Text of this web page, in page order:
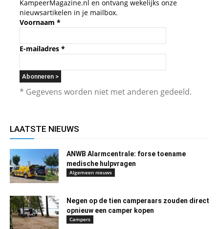
KampeerMagazine.nl en ontvang wekelijks onze
nieuwsartikelen in je mailbox.
Voornaam *
E-mailadres *
* Gegevens worden niet met anderen gedeeld.
LAATSTE NIEUWS
ANWB Alarmcentrale: forse toename
medische hulpvragen
Algemeen nieuws
Negen op de tien camperaars zouden direct
opnieuw een camper kopen
Campers